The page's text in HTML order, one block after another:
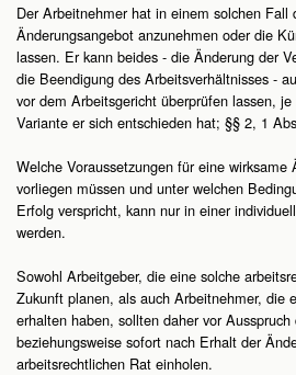
Der Arbeitnehmer hat in einem solchen Fall
Änderungsangebot anzunehmen oder die
lassen. Er kann beides - die Änderung der
die Beendigung des Arbeitsverhältnisses -
vor dem Arbeitsgericht überprüfen lassen,
Variante er sich entschieden hat; §§ 2, 1
Welche Voraussetzungen für eine wirksame
vorliegen müssen und unter welchen
Erfolg verspricht, kann nur in einer
werden.
Sowohl Arbeitgeber, die eine solche
Zukunft planen, als auch Arbeitnehmer, die
erhalten haben, sollten daher vor
beziehungsweise sofort nach Erhalt der
arbeitsrechtlichen Rat einholen.